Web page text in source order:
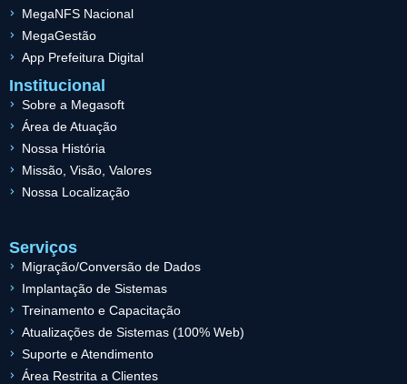
MegaNFS Nacional
MegaGestão
App Prefeitura Digital
Institucional
Sobre a Megasoft
Área de Atuação
Nossa História
Missão, Visão, Valores
Nossa Localização
Serviços
Migração/Conversão de Dados
Implantação de Sistemas
Treinamento e Capacitação
Atualizações de Sistemas (100% Web)
Suporte e Atendimento
Área Restrita a Clientes